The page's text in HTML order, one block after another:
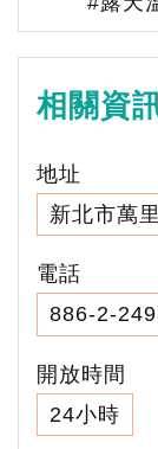
相關資
地址
新北市萬
電話
886-2-
開放時間
24小時